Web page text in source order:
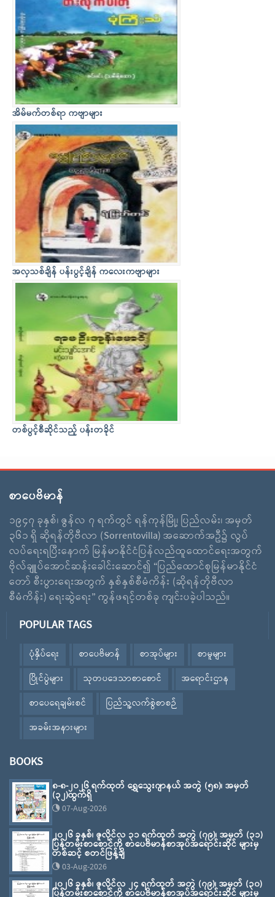
အိမ်မက်တစ်ရာ ကဗျာများ
အလှသစ်ချိန် ပန်းပွင့်ချိန် ကလေးကဗျာများ
တစ်ပွင့်စီဆိုင်သည့် ပန်းတခိုင်
စာပေဗိမာန်
၁၉၄၇ ခုနှစ်၊ ဇွန်လ ၇ ရက်တွင် ရန်ကုန်မြို့၊ ပြည်လမ်း၊ အမှတ်
၃၆၁ ရှိ ဆိုရန်တိုဗီလာ (Sorrentovilla) အဆောက်အဦ၌ လွပ်
လပ်ရေးရပြီးနောက် မြန်မာနိုင်ငံပြန်လည်ထူထောင်ရေးအတွက်
ဗိုလ်ချူပ်အောင်ဆန်းခေါင်းဆောင်၍ “ပြည်ထောင်စုမြန်မာနိုင်ငံ
တော် စီးပွားရေးအတွက် နှစ်နှစ်စီမံကိန်း (ဆိုရန်တိုဗီလာ
စီမံကိန်း) ရေးဆွဲရေး” ကွန်ဖရင့်တစ်ခု ကျင်းပခဲ့ပါသည်။
POPULAR TAGS
ပုံနှိပ်ရေး စာပေဗိမာန် စာအုပ်များ
စာမူများ
ပြိုင်ပွဲများ
သုတပဒေသာစာစောင်
အရောင်းဌာန
စာပေရေချမ်းစင်
ပြည်သူ့လက်စွဲစာစဉ်
အခမ်းအနားများ
BOOKS
၈-၈-၂၀၂၆ ရက်ထုတ် ရွှေသွေးဂျာနယ် အတွဲ (၅၈)၊ အမှတ်
(၃၂)ထွက်ရှိ
07-Aug-2026
၂၀၂၆ ခုနှစ်၊ ဇူလိုင်လ ၃၁ ရက်ထုတ် အတွဲ (၇၉)၊ အမှတ် (၃၁)
ပြန်တမ်းစာစောင်ကို စာပေဗိမာန်စာအုပ်အရောင်းဆိုင် များမှ
တစ်ဆင့် စတင်ဖြန့်ချိ
03-Aug-2026
၂၀၂၆ ခုနှစ်၊ ဇူလိုင်လ ၂၄ ရက်ထုတ် အတွဲ (၇၉)၊ အမှတ် (၃၀)
ပြန်တမ်းစာစောင်ကို စာပေဗိမာန်စာအုပ်အရောင်းဆိုင် များမှ